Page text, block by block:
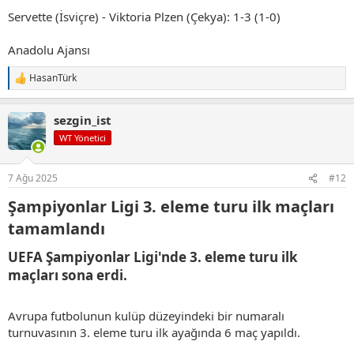
Servette (İsviçre) - Viktoria Plzen (Çekya): 1-3 (1-0)
Anadolu Ajansı
T
e
k
i
l
HasanTürk
sezgin_ist
WT Yönetici
7 Ağu 2025 #12
Şampiyonlar Ligi 3. eleme turu ilk maçları
tamamlandı​
UEFA Şampiyonlar Ligi'nde 3. eleme turu ilk
maçları sona erdi.​
Avrupa futbolunun kulüp düzeyindeki bir numaralı
turnuvasının 3. eleme turu ilk ayağında 6 maç yapıldı.